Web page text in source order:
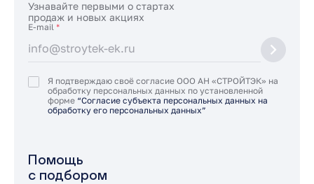
Узнавайте первыми о стартах
продаж и новых акциях
E-mail *
Я подтверждаю своё согласие ООО АН «СТРОЙТЭК» на
обработку персональных данных по установленной
форме “Согласие субъекта персональных данных на
обработку его персональных данных”
Помощь
с подбором